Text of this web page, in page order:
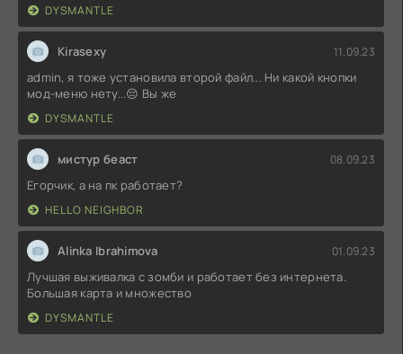
DYSMANTLE
Kirasexy 11.09.23
admin, я тоже установила второй файл... Ни какой кнопки
мод-меню нету...😔 Вы же
DYSMANTLE
мистур беаст 08.09.23
Егорчик, а на пк работает?
HELLO NEIGHBOR
Alinka Ibrahimova 01.09.23
Лучшая выживалка с зомби и работает без интернета.
Большая карта и множество
DYSMANTLE